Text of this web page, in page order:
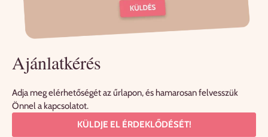
Ajánlatkérés
Adja meg elérhetőségét az űrlapon, és hamarosan felvesszük
Önnel a kapcsolatot.
KÜLDJE EL ÉRDEKLŐDÉSÉT!